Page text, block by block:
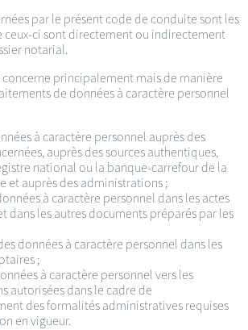
par le présent code de conduite sont les
ceux-ci sont directement ou indirectement
notarial.
principalement mais de manière
de données à caractère personnel
à caractère personnel auprès des
auprès des sources authentiques,
national ou la banque-carrefour de la
et auprès des administrations ;
à caractère personnel dans les actes
dans les autres documents préparés par les
données à caractère personnel dans les
;
à caractère personnel vers les
autorisées dans le cadre de
des formalités administratives requises
en vigueur.